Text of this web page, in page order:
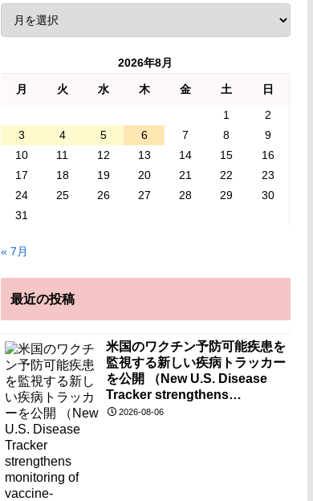
2026年8月
月 火 水 木 金 土
日
1
2
3
4 5 6 7 8
9
10
11 12 13 14 15
16
17
18 19 20 21 22
23
24
25 26 27 28 29
30
31
« 7月
最近の投稿
米国のワクチン予防可能疾患を
監視する新しい疾病トラッカー
を公開 （New U.S. Disease
Tracker strengthens
monitoring of vaccine-
2026-08-06